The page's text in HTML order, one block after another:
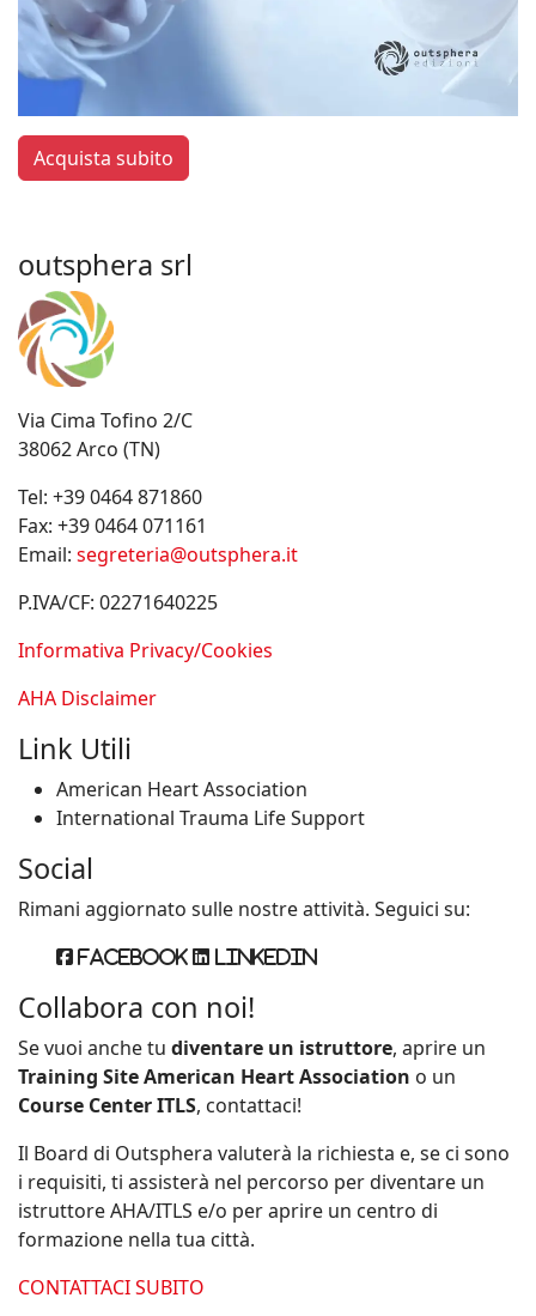
Acquista subito
outsphera srl
Via Cima Tofino 2/C
38062 Arco (TN)
Tel: +39 0464 871860
Fax: +39 0464 071161
Email: segreteria@outsphera.it
P.IVA/CF: 02271640225
Informativa Privacy/Cookies
AHA Disclaimer
Link Utili
American Heart Association
International Trauma Life Support
Social
Rimani aggiornato sulle nostre attività. Seguici su:
Facebook Linkedin
Collabora con noi!
Se vuoi anche tu diventare un istruttore, aprire un
Training Site American Heart Association o un
Course Center ITLS, contattaci!
Il Board di Outsphera valuterà la richiesta e, se ci sono
i requisiti, ti assisterà nel percorso per diventare un
istruttore AHA/ITLS e/o per aprire un centro di
formazione nella tua città.
CONTATTACI SUBITO